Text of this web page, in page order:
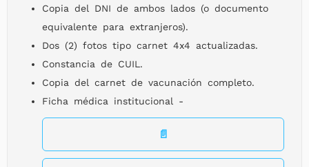
Copia del DNI de ambos lados (o documento
equivalente para extranjeros).
Dos (2) fotos tipo carnet 4x4 actualizadas.
Constancia de CUIL.
Copia del carnet de vacunación completo.
Ficha médica institucional -
📄
Introducción al Derecho